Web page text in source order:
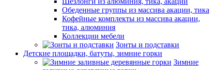
Обеденные группы из массива акации, тика
Кофейные комплекты из массива акации,
тика, алюминия
Коллекции мебели
Зонты и подставки
Детские площадки, батуты, зимние горки
Зимние